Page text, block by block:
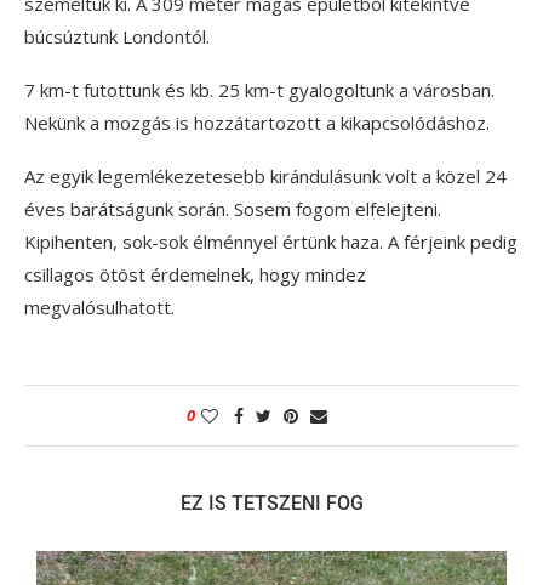
búcsúztunk Londontól.
7 km-t futottunk és kb. 25 km-t gyalogoltunk a városban.
Nekünk a mozgás is hozzátartozott a kikapcsolódáshoz.
Az egyik legemlékezetesebb kirándulásunk volt a közel 24
éves barátságunk során. Sosem fogom elfelejteni.
Kipihenten, sok-sok élménnyel értünk haza. A férjeink pedig
csillagos ötöst érdemelnek, hogy mindez
megvalósulhatott.
0
EZ IS TETSZENI FOG